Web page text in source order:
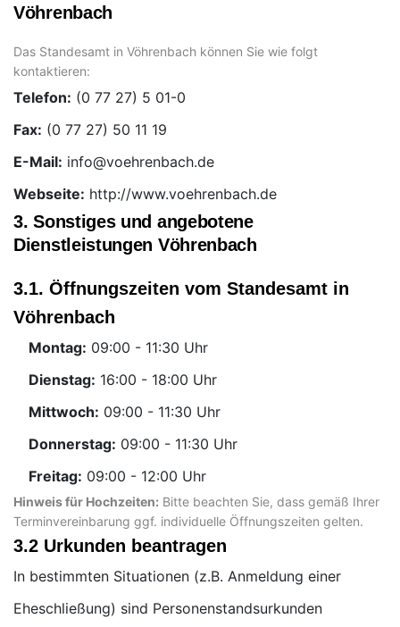
Vöhrenbach
Das Standesamt in Vöhrenbach können Sie wie folgt
kontaktieren:
Telefon:
Fax:
E-Mail:
Webseite: http://www.voehrenbach.de
3. Sonstiges und angebotene
Dienstleistungen Vöhrenbach
3.1. Öffnungszeiten vom Standesamt in
Vöhrenbach
Montag:
Uhr
Dienstag:
Uhr
Mittwoch:
Uhr
Donnerstag:
Uhr
Freitag:
Uhr
Hinweis für Hochzeiten: Bitte beachten Sie, dass gemäß Ihrer
Terminvereinbarung ggf. individuelle Öffnungszeiten gelten.
3.2 Urkunden beantragen
In bestimmten Situationen (z.B. Anmeldung einer
Eheschließung) sind Personenstandsurkunden